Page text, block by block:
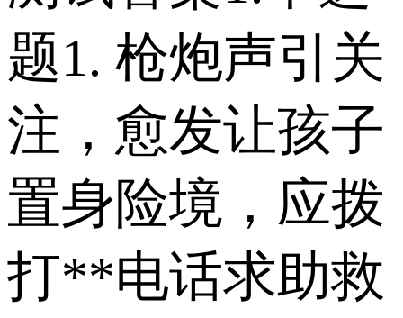
题 1. 枪炮声引关
注，愈发让孩子
置身险境，应拨
打**电话求助救